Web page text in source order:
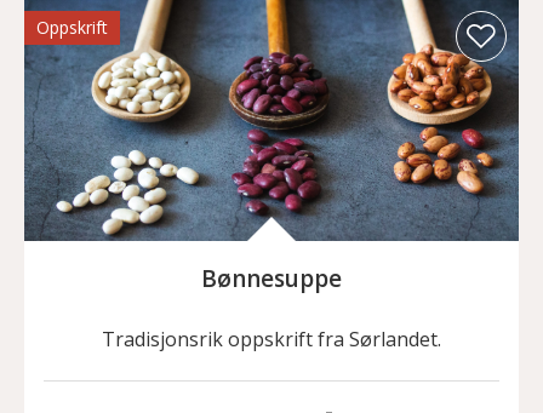
Oppskrift
Bønnesuppe
Tradisjonsrik oppskrift fra Sørlandet.